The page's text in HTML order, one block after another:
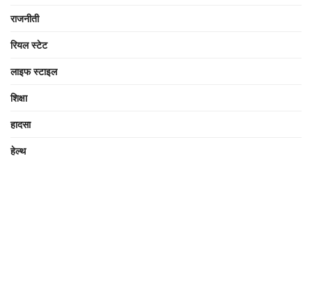
राजनीती
रियल स्टेट
लाइफ स्टाइल
शिक्षा
हादसा
हेल्थ